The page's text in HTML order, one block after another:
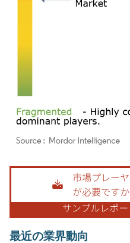
画像 © Mordor Intelligence。再利用
最近の業界動向